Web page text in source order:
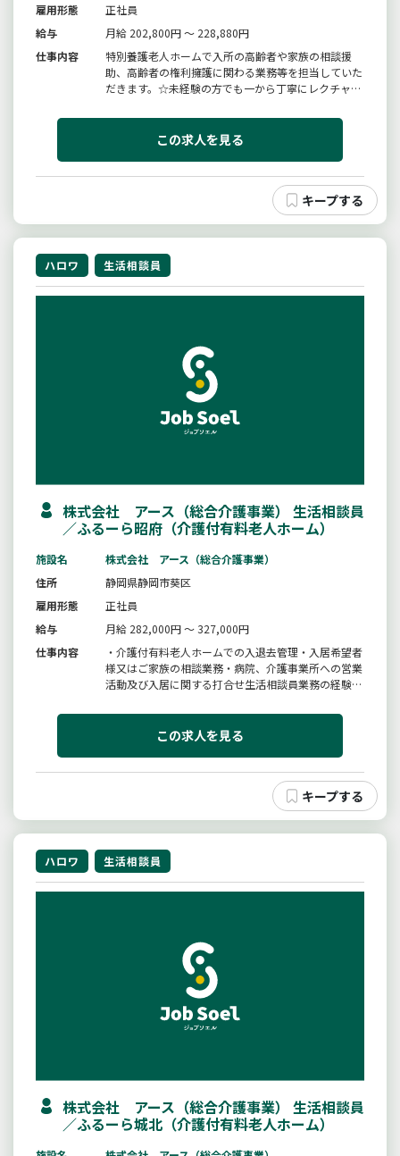
雇用形態
正社員
給与
月給 202,800円 ～ 228,880円
仕事内容
特別養護老人ホームで入所の高齢者や家族の相談援
助、高齢者の権利擁護に関わる業務等を担当していた
だきます。☆未経験の方でも一から丁寧にレクチャー
と家庭を両立し活躍されています。☆１２名の障がい
者の方も活躍されており、働きやすい職場を実現☆毎
この求人を見る
ハロワ 生活相談員
株式会社 アース（総合介護事業） 生活相談員
／ふるーら昭府（介護付有料老人ホーム）
施設名
株式会社 アース（総合介護事業）
住所
静岡県静岡市葵区
雇用形態
正社員
給与
月給 282,000円 ～ 327,000円
仕事内容
・介護付有料老人ホームでの入退去管理・入居希望者
様又はご家族の相談業務・病院、介護事業所への営業
活動及び入居に関する打合せ生活相談員業務の経験は
方でも応募可。始めは先輩や上司がしっかりフォロー
します。人とのコミュニケーションが好きな方、チャ
この求人を見る
ハロワ 生活相談員
株式会社 アース（総合介護事業） 生活相談員
／ふるーら城北（介護付有料老人ホーム）